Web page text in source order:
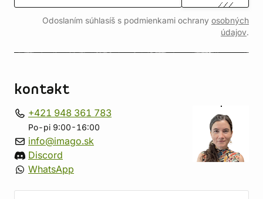
Odoslaním súhlasíš s podmienkami ochrany osobných
údajov.
kontakt
+421 948 361 783
Po-pi 9:00-16:00
info@imago.sk
Discord
WhatsApp